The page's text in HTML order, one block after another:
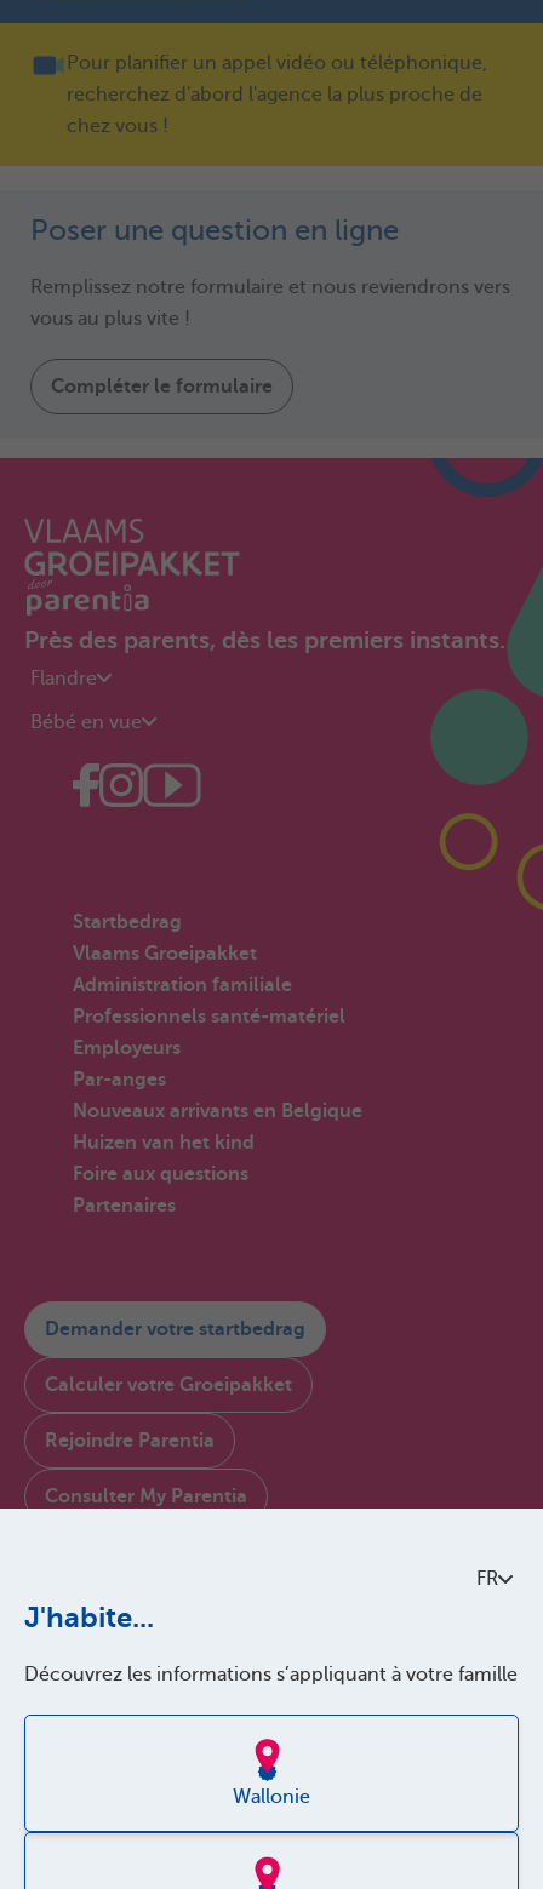
FR
J'habite...
Découvrez les informations s’appliquant à votre famille
Wallonie
Pour planifier un appel vidéo ou téléphonique,
recherchez d'abord l'agence la plus proche de
chez vous !
Poser une question en ligne
Remplissez notre formulaire et nous reviendrons vers
vous au plus vite !
Compléter le formulaire
Près des parents, dès les premiers instants.
Flandre
Bébé en vue
Startbedrag
Vlaams Groeipakket
Administration familiale
Professionnels santé-matériel
Employeurs
Par-anges
Nouveaux arrivants en Belgique
Huizen van het kind
Foire aux questions
Partenaires
Demander votre startbedrag
Calculer votre Groeipakket
Rejoindre Parentia
Consulter My Parentia
À propos de Parentia
Accessibilité